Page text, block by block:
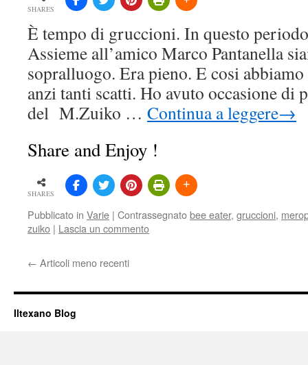
SHARES
È tempo di gruccioni. In questo
Assieme all’amico Marco Pantanella
sopralluogo. Era pieno. E cosi
anzi tanti scatti. Ho avuto occasione di
del M.Zuiko … Continua a leggere→
Share and Enjoy !
SHARES
Pubblicato in Varie | Contrassegnatobee eater, gruccioni,
zuiko | Lascia un commento
← Articoli meno recenti
Iltexano Blog